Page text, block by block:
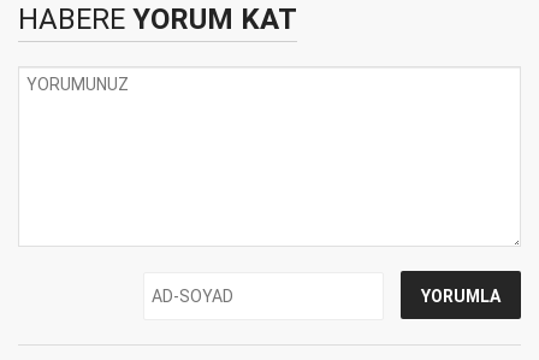
HABERE YORUM KAT